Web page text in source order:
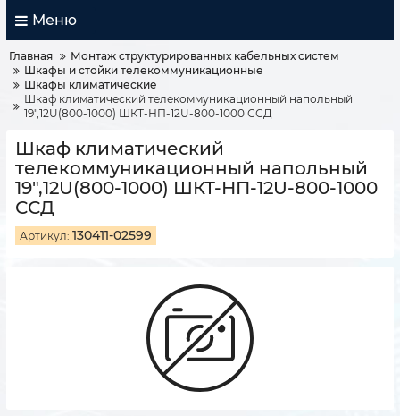
Меню
Главная
Монтаж структурированных кабельных систем
Шкафы и стойки телекоммуникационные
Шкафы климатические
Шкаф климатический телекоммуникационный напольный
19",12U(800-1000) ШКТ-НП-12U-800-1000 ССД
Шкаф климатический
телекоммуникационный напольный
19",12U(800-1000) ШКТ-НП-12U-800-1000
ССД
Артикул: 130411-02599